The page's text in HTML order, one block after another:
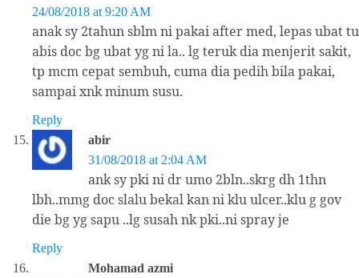
24/08/2018 at 9:20 AM
anak sy 2tahun sblm ni pakai after med, lepas ubat tu
abis doc bg ubat yg ni la.. lg teruk dia menjerit sakit,
tp mcm cepat sembuh, cuma dia pedih bila pakai,
sampai xnk minum susu.
Reply
abir
31/08/2018 at 2:04 AM
ank sy pki ni dr umo 2bln..skrg dh 1thn
lbh..mmg doc slalu bekal kan ni klu ulcer..klu g gov
die bg yg sapu ..lg susah nk pki..ni spray je
Reply
Mohamad azmi